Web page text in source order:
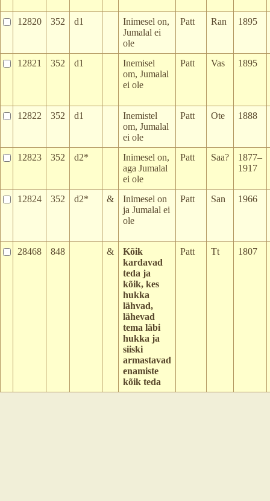
12820 352 d1
Inimesel on,
Jumalal ei
ole
Patt Ran 1895
12821 352 d1
Inemisel
om, Jumalal
ei ole
Patt Vas 1895
12822 352 d1
Inemistel
om, Jumalal
ei ole
Patt Ote 1888
12823 352 d2*
Inimesel on,
aga Jumalal
ei ole
Patt Saa?
1877–
1917
12824 352 d2* &
Inimesel on
ja Jumalal ei
ole
Patt San 1966
28468 848 &
Kõik
kardavad
teda ja
kõik, kes
hukka
lähvad,
lähevad
tema läbi
hukka ja
siiski
armastavad
enamiste
kõik teda
Patt Tt 1807